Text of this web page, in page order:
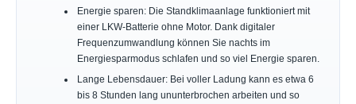
Energie sparen: Die Standklimaanlage funktioniert mit
einer LKW-Batterie ohne Motor. Dank digitaler
Frequenzumwandlung können Sie nachts im
Energiesparmodus schlafen und so viel Energie sparen.
Lange Lebensdauer: Bei voller Ladung kann es etwa 6
bis 8 Stunden lang ununterbrochen arbeiten und so